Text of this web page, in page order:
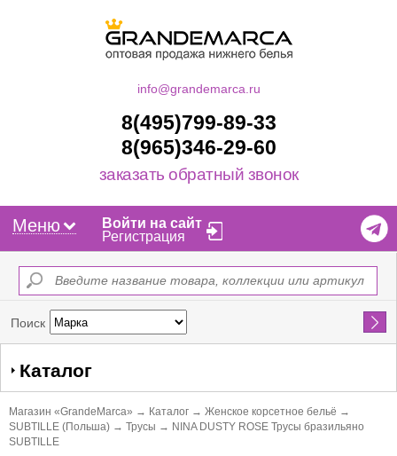
info@grandemarca.ru
8(495)799-89-33
8(965)346-29-60
заказать обратный звонок
Меню
Войти на сайт
Регистрация
Поиск Найти
Каталог
Магазин «GrandeMarca» → Каталог → Женское корсетное бельё →
SUBTILLE (Польша) → Трусы → NINA DUSTY ROSE Трусы бразильяно
SUBTILLE